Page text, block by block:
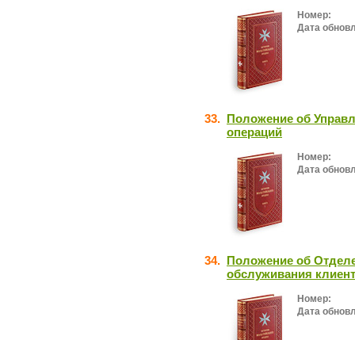
Номер:
Дата
33. Положение об
операций
Номер:
Дата
34. Положение об
обслуживания
Номер:
Дата